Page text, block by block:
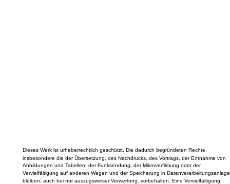
Dieses Werk ist urheberrechtlich geschützt. Die dadurch begründeten Rechte,
insbesondere die der Übersetzung, des Nachdrucks, des Vortrags, der Entnahme von
Abbildungen und Tabellen, der Funksendung, der Mikroverfilmung oder der
Vervielfältigung auf anderen Wegen und der Speicherung in
bleiben, auch bei nur auszugsweiser Verwertung, vorbehalten. Eine Vervielfältigung